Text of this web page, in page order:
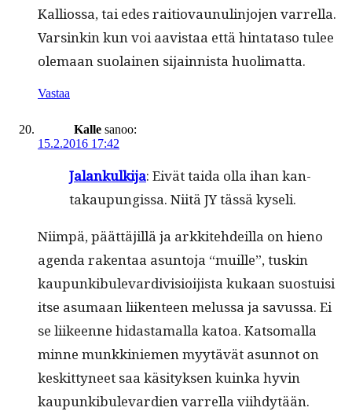
Kallios­sa, tai edes raitio­vaunulin­jo­jen var­rel­la.
Varsinkin kun voi aav­is­taa että hin­tata­so tulee
ole­maan suo­lainen sijain­nista huolimatta.
Vastaa
Kalle sanoo:
15.2.2016 17:42
Jalankulk­i­ja: Eivät tai­da olla ihan kan­
takaupungis­sa. Niitä JY tässä kyseli.
Niim­pä, päät­täjil­lä ja arkkite­hdeil­la on hieno
agen­da rak­en­taa asun­to­ja “muille”, tuskin
kaupunkibule­var­di­vi­sioi­jista kukaan suos­tu­isi
itse asumaan liiken­teen melus­sa ja savus­sa. Ei
se liikeenne hidas­ta­mal­la katoa. Kat­so­ma­l­la
minne munkkiniemen myytävät asun­not on
keskit­tyneet saa käsi­tyk­sen kuin­ka hyvin
kaupunkibule­var­di­en var­rel­la viihdytään.